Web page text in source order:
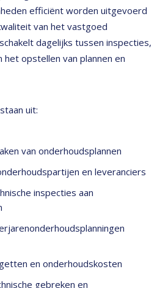
efficiënt worden uitgevoerd
van het vastgoed
dagelijks tussen inspecties,
opstellen van plannen en
uit:
van onderhoudsplannen
en leveranciers
inspecties aan
en onderhoudskosten
gebreken en